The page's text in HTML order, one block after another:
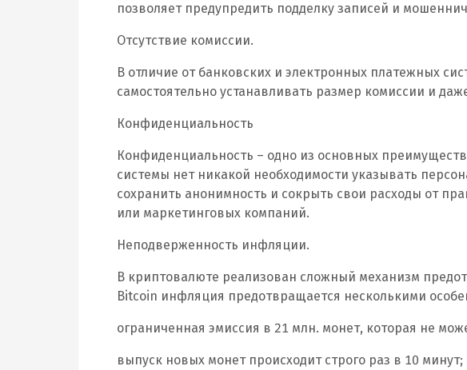
позволяет предупредить подделку записей и
Отсутствие комиссии.
В отличие от банковских и электронных платежных
самостоятельно устанавливать размер комиссии и
Конфиденциальность
Конфиденциальность – одно из основных
системы нет никакой необходимости указывать
сохранить анонимность и сокрыть свои расходы от
или маркетинговых компаний.
Неподверженность инфляции.
В криптовалюте реализован сложный механизм
Bitcoin инфляция предотвращается несколькими
ограниченная эмиссия в 21 млн. монет, которая не
выпуск новых монет происходит строго раз в 10 минут;